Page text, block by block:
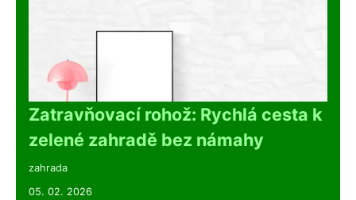
Zatravňovací rohož: Rychlá cesta k
zelené zahradě bez námahy
zahrada
05. 02. 2026